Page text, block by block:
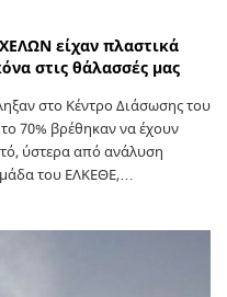
είχαν πλαστικά
στις θάλασσές μας
στο Κέντρο Διάσωσης του
70% βρέθηκαν να έχουν
ύστερα από ανάλυση
του ΕΛΚΕΘΕ,…